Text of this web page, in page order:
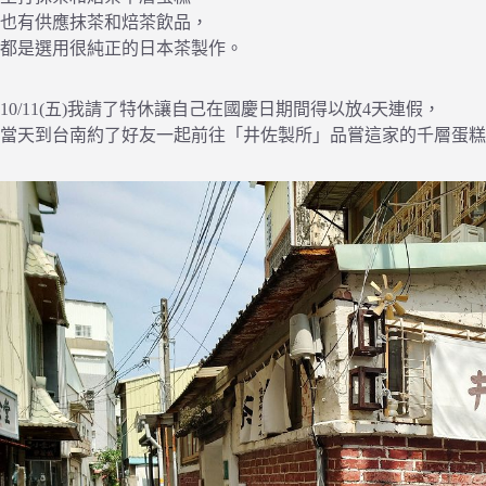
也有供應抹茶和焙茶飲品，
都是選用很純正的日本茶製作。
10/11(五)我請了特休讓自己在國慶日期間得以放4天連假，
當天到台南約了好友一起前往「井佐製所」品嘗這家的千層蛋